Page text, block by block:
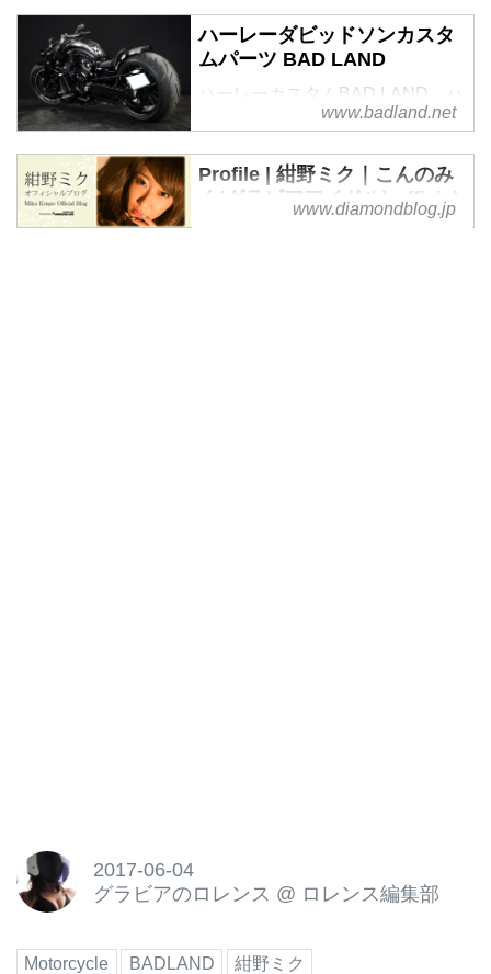
ハーレーダビッドソンカスタ
ムパーツ BAD LAND
ハーレーカスタムBAD LAND。ハ
ーレーダビットソンのハーレーカ
す。ハーレーカスタムのことなら
BAD LANDへお任せ下さい！
www.badland.net
Profile | 紺野ミク｜こんのみ
く(グラビアアイドル) official
ブログ by ダイヤモンドブロ
www.diamondblog.jp
2017-06-04
グラビアのロレンス @ ロレンス編集部
Motorcycle BADLAND
紺野ミク